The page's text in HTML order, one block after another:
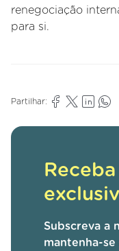
renegociação
para si.
Partilhar:
Subscreva a
mantenha-